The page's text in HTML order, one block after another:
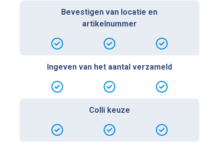
Bevestigen van locatie en
artikelnummer
Ingeven van het aantal verzameld
Colli keuze